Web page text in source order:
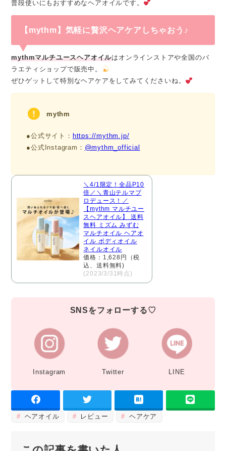
普段使いにもおすすめなヘアオイルです。
【mythm】気軽に贅沢ヘアケアしちゃおう♪
mythmマルチユースヘアオイルはオンラインストアや全国のバ
ラエティショップで販売中。
ぜひゲットして特別なヘアケアをしてみてくださいね。
mythm
●公式サイト： https://mythm.jp/
●公式Instagram： @mythm_official
＼4/1限定！全品P10
倍／＼青山テルマプ
ロデュース！／
【mythm マルチユー
スヘアオイル】 送料
無料 ミズム みずむ
マルチオイル ヘアオ
イル ボディオイル
ネイルオイル
価格：1,628円（税
込、送料無料)
(2023/3/31時点)
SNSをフォローする♡
Instagram Twitter LINE
ヘアオイル レビュー ヘアケア